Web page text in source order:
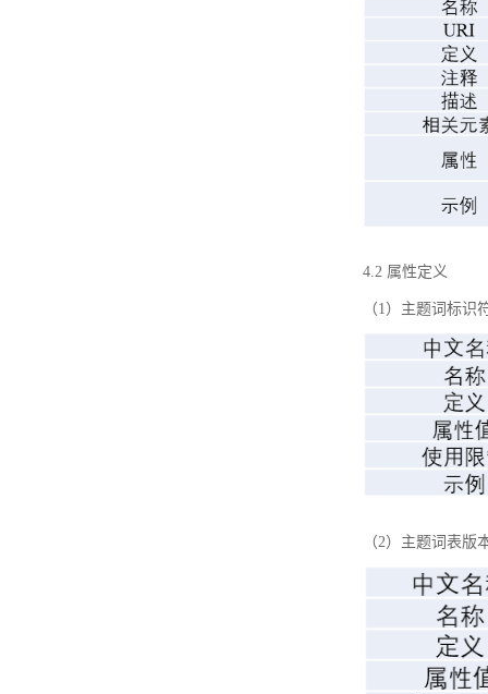
4.2 属性定义
（1）主题词标识
（2）主题词表版